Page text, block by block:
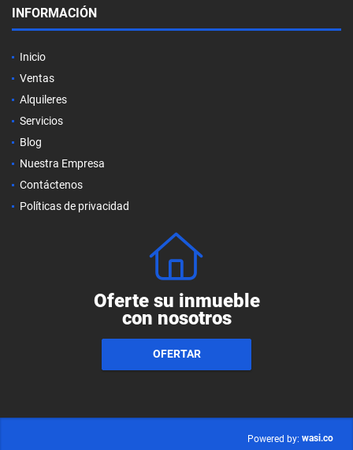
INFORMACIÓN
Inicio
Ventas
Alquileres
Servicios
Blog
Nuestra Empresa
Contáctenos
Políticas de privacidad
Oferte su inmueble
con nosotros
OFERTAR
Powered by: wasi.co